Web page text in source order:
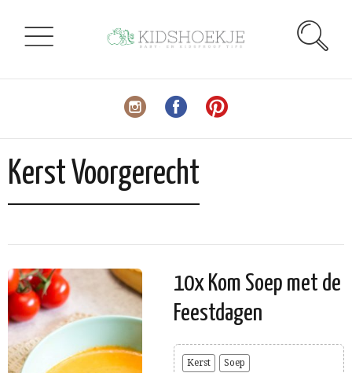
Kerst Voorgerecht
10x Kom Soep met de
Feestdagen
Kerst Soep